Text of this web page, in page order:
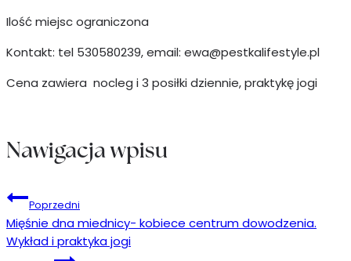
Ilość miejsc ograniczona
Kontakt: tel 530580239, email: ewa@pestkalifestyle.pl
Cena zawiera nocleg i 3 posiłki dziennie, praktykę jogi
Nawigacja wpisu
Poprzedni
Mięśnie dna miednicy- kobiece centrum dowodzenia.
Wykład i praktyka jogi